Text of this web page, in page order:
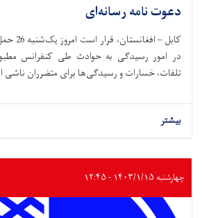
دعوت نامه رسانه‌ای
کابل –
در امور رسیدگی به حوادث طی کنفرانس
تلفات، خسارات و رسیدگی‌ها برای متضرران ناشی
بیشتر
چهارشنبه ۱۴۰۳/۱/۱۵ - ۱۲:۴۵